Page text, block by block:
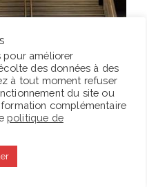
Mauriac, Butor
à la pensée de
que celle du
en durée.…
pour améliorer
des données à des
à tout moment refuser
du site ou
complémentaire
politique de